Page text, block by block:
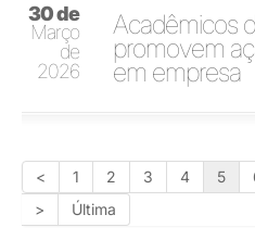
30 de
Março
de
2026
Acadêmicos
promovem
em empresa
< 1 2 3 4 5
>
Última